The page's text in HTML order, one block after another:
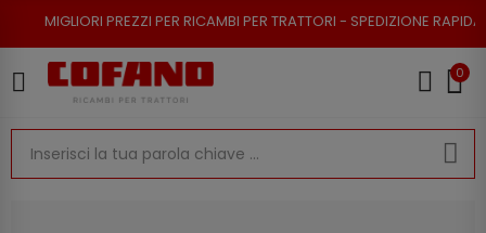
PREZZI PER RICAMBI PER TRATTORI - SPEDIZIONE RAPIDA - RESO
0